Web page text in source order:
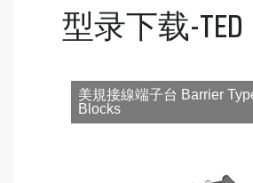
型录下载-TED
美規接線端子台 Barrier
Blocks